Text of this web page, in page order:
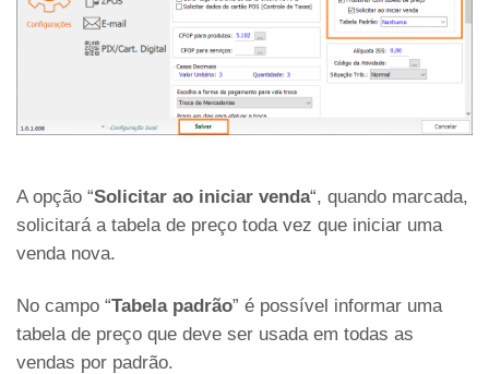
A opção “Solicitar ao iniciar venda“, quando marcada,
solicitará a tabela de preço toda vez que iniciar uma
venda nova.
No campo “Tabela padrão” é possível informar uma
tabela de preço que deve ser usada em todas as
vendas por padrão.